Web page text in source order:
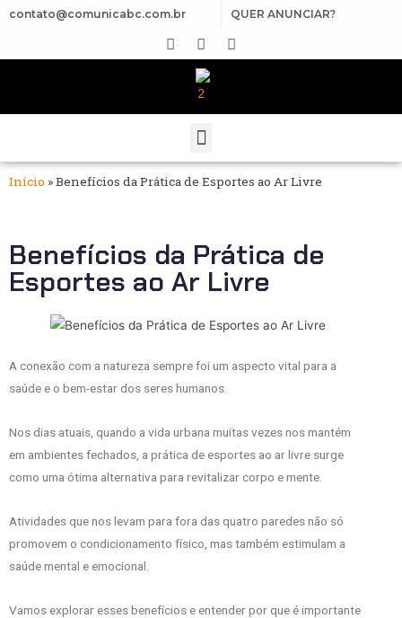
contato@comunicabc.com.br QUER ANUNCIAR?
Início »Benefícios da Prática de Esportes ao Ar Livre
Benefícios da Prática de
Esportes ao Ar Livre
A conexão com a natureza sempre foi um aspecto vital para a
saúde e o bem-estar dos seres humanos.
Nos dias atuais, quando a vida urbana muitas vezes nos mantém
em ambientes fechados, a prática de esportes ao ar livre surge
como uma ótima alternativa para revitalizar corpo e mente.
Atividades que nos levam para fora das quatro paredes não só
promovem o condicionamento físico, mas também estimulam a
saúde mental e emocional.
Vamos explorar esses benefícios e entender por que é importante